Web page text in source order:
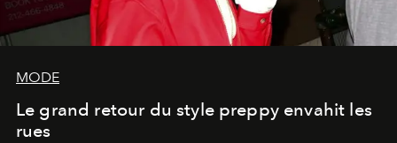
MODE
Le grand retour du style preppy envahit les
rues